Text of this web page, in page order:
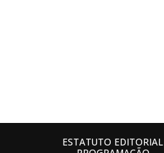
ESTATUTO EDITORIAL